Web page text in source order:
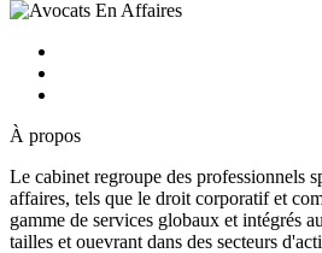
À propos
Le cabinet regroupe des professionnels
affaires, tels que le droit corporatif et
gamme de services globaux et intégrés
tailles et ouevrant dans des secteurs